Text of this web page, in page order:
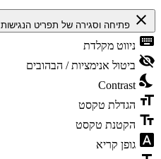
close פתיחה וסגירה של תפריט הנגישות
keyboard ניווט מקלדת
visibility_off ביטול אנימציות / הבהובים
nights_stay
Contrast
format_size הגדלת טקסט
text_fields הקטנת טקסט
font_download גופן קריא